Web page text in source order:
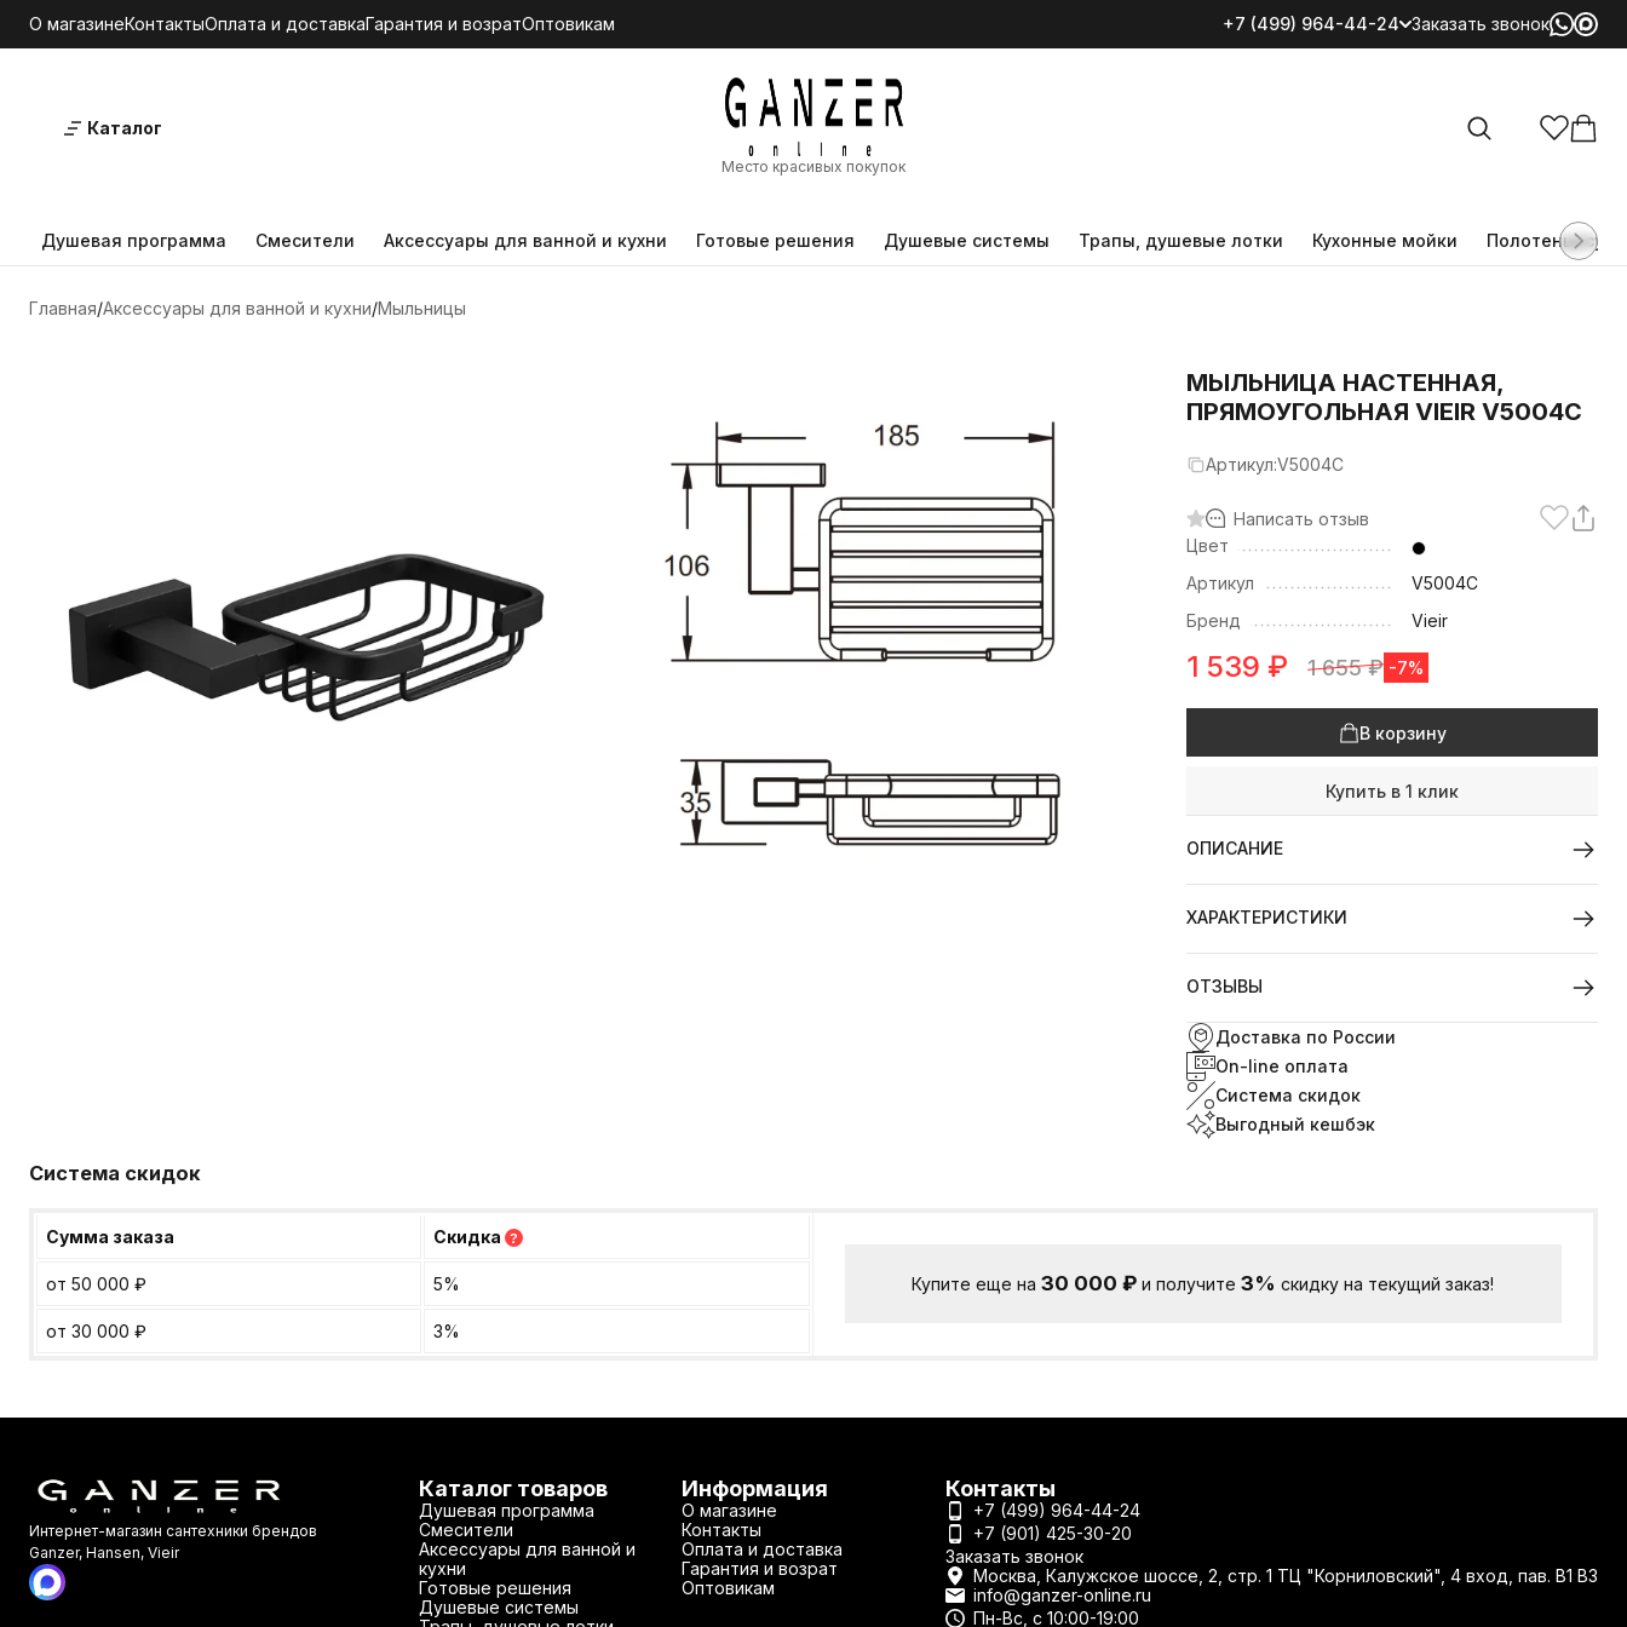
О магазинеКонтактыОплата и доставкаГарантия и возратОптовикам +7 (499) 964-44-24 Заказать звонок
Каталог
Место красивых покупок
Душевая программа Смесители Аксессуары для ванной и кухни Готовые решения Душевые системы Трапы, душевые лотки Кухонные мойки
Главная Аксессуары для ванной и кухни Мыльницы
МЫЛЬНИЦА НАСТЕННАЯ,
ПРЯМОУГОЛЬНАЯ VIEIR V5004C
Артикул:V5004C
Написать отзыв
Цвет
Артикул
V5004C
Бренд
Vieir
1 539 ₽ 1 655₽ -7%
В корзину
Купить в 1 клик
ОПИСАНИЕ
ХАРАКТЕРИСТИКИ
ОТЗЫВЫ
Доставка по России
On-line оплата
Система скидок
Выгодный кешбэк
Система скидок
Сумма заказа Скидка ?
от 50 000 ₽ 5%
от 30 000 ₽ 3%
Купите еще на30 000₽ и получите3% скидку на текущий заказ!
Интернет-магазин сантехники брендов
Ganzer, Hansen, Vieir
Каталог товаров
Душевая программа
Смесители
Аксессуары для ванной и
кухни
Готовые решения
Душевые системы
Информация
О магазине
Контакты
Оплата и доставка
Гарантия и возрат
Оптовикам
Контакты
+7 (499) 964-44-24
+7 (901) 425-30-20
Заказать звонок
Москва, Калужское шоссе, 2, стр. 1 ТЦ "Корниловский", 4 вход, пав. В1 В3
info@ganzer-online.ru
Пн-Вс, с 10:00-19:00